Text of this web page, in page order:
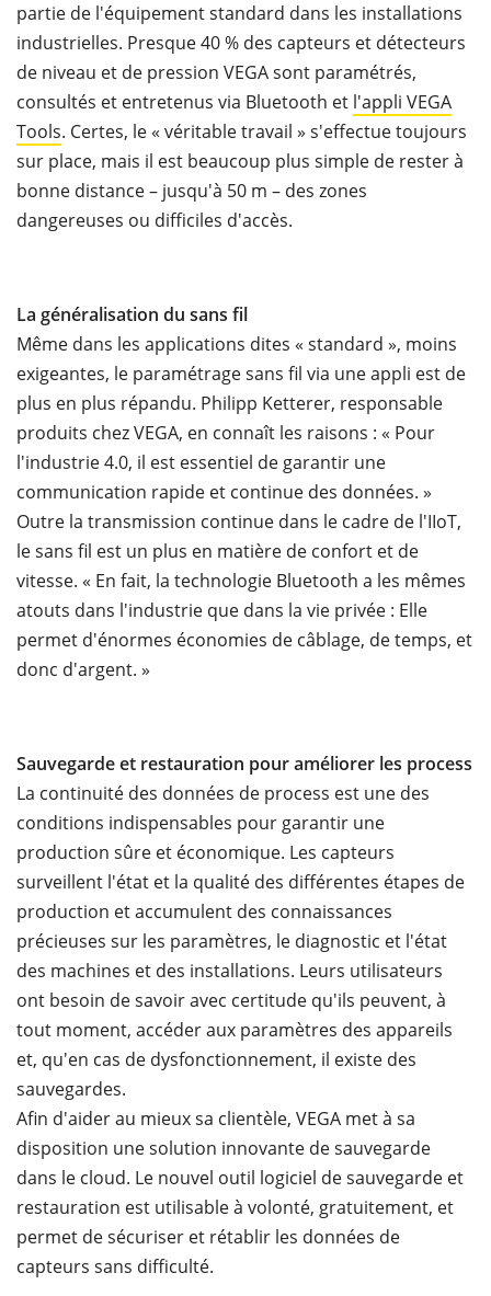
partie de l'équipement standard dans les installations
industrielles. Presque 40 % des capteurs et détecteurs
de niveau et de pression VEGA sont paramétrés,
consultés et entretenus via Bluetooth et l'appli VEGA
Tools. Certes, le « véritable travail » s'effectue toujours
sur place, mais il est beaucoup plus simple de rester à
bonne distance – jusqu'à 50 m – des zones
dangereuses ou difficiles d'accès.
La généralisation du sans fil
Même dans les applications dites « standard », moins
exigeantes, le paramétrage sans fil via une appli est de
plus en plus répandu. Philipp Ketterer, responsable
produits chez VEGA, en connaît les raisons : « Pour
l'industrie 4.0, il est essentiel de garantir une
communication rapide et continue des données. »
Outre la transmission continue dans le cadre de l'IIoT,
le sans fil est un plus en matière de confort et de
vitesse. « En fait, la technologie Bluetooth a les mêmes
atouts dans l'industrie que dans la vie privée : Elle
permet d'énormes économies de câblage, de temps, et
donc d'argent. »
Sauvegarde et restauration pour améliorer les process
La continuité des données de process est une des
conditions indispensables pour garantir une
production sûre et économique. Les capteurs
surveillent l'état et la qualité des différentes étapes de
production et accumulent des connaissances
précieuses sur les paramètres, le diagnostic et l'état
des machines et des installations. Leurs utilisateurs
ont besoin de savoir avec certitude qu'ils peuvent, à
tout moment, accéder aux paramètres des appareils
et, qu'en cas de dysfonctionnement, il existe des
sauvegardes.
Afin d'aider au mieux sa clientèle, VEGA met à sa
disposition une solution innovante de sauvegarde
dans le cloud. Le nouvel outil logiciel de sauvegarde et
restauration est utilisable à volonté, gratuitement, et
permet de sécuriser et rétablir les données de
capteurs sans difficulté.